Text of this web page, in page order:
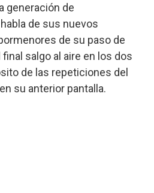
generación de
de sus nuevos
de su paso de
final salgo al aire en los dos
de las repeticiones del
en su anterior pantalla.